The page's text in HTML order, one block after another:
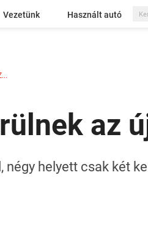
Vezetünk Használt autó
az
négy helyett csak két